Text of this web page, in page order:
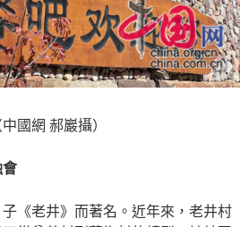
國網 郝巖攝）
《老井》而著名。近年來，老井村